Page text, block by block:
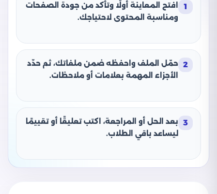
1
افتح المعاينة أولًا وتأكد من جودة الصفحات
ومناسبة المحتوى لاحتياجك.
2 حمّل الملف واحفظه ضمن ملفاتك، ثم حدّد
الأجزاء المهمة بعلامات أو ملاحظات.
3
بعد الحل أو المراجعة، اكتب تعليقًا أو تقييمًا
ليساعد باقي الطلاب.